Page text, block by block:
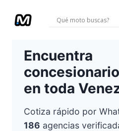
Encuentra
en toda
Cotiza rápido por
186 agencias